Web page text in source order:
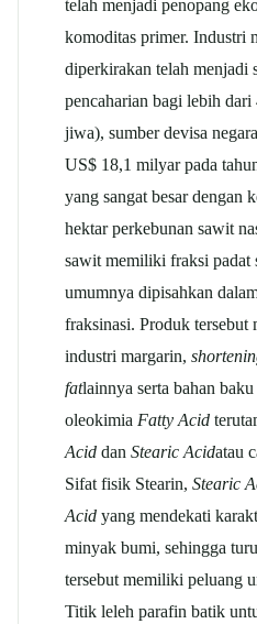
telah menjadi penopang
komoditas primer. Industri
diperkirakan telah menjadi
pencaharian bagi lebih
jiwa), sumber devisa
US$ 18,1 milyar pada
yang sangat besar dengan
hektar perkebunan sawit
sawit memiliki fraksi padat
umumnya dipisahkan
fraksinasi. Produk tersebut
industri margarin,
fatlainnya serta bahan
oleokimia Fatty Acid
Acid dan Stearic Acidatau
Sifat fisik Stearin, Stearic
Acid yang mendekati
minyak bumi, sehingga
tersebut memiliki peluang
Titik leleh parafin batik